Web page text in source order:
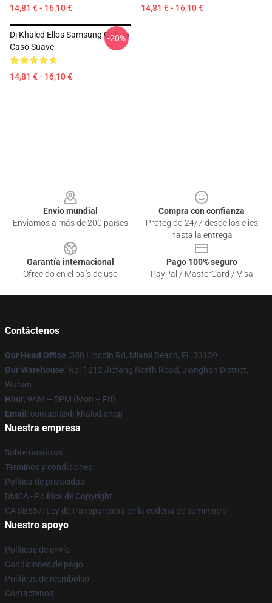
14,81 € - 16,10 € 14,81 € - 16,10 €
Dj Khaled Ellos Samsung Galaxy
Caso Suave
14,81 € - 16,10 €
-20%
Envío mundial
Enviamos a más de 200 países
Compra con confianza
Protegido 24/7 desde los clics
hasta la entrega
Garantía internacional
Ofrecido en el país de uso
Pago 100% seguro
PayPal / MasterCard / Visa
Contáctenos
Our Head Office: 350 Lincoln Rd, Miami Beach, FL 33139
Our Warehouse: No. 1212 Jiefang North Road, Jianghan District,
Wuhan
Hour: 9AM – 5PM (Mon – Fri)
Email : contact@dj-khaled.shop
Nuestra empresa
Sobre nosotros
Términos y condiciones
Política de privacidad
DMCA - Política de Copyright
CA SB657: Ley de transparencia en la cadena de suministro
Nuestro apoyo
Políticas de envío
Condiciones de pago
Políticas de reembolso
Contáctenos